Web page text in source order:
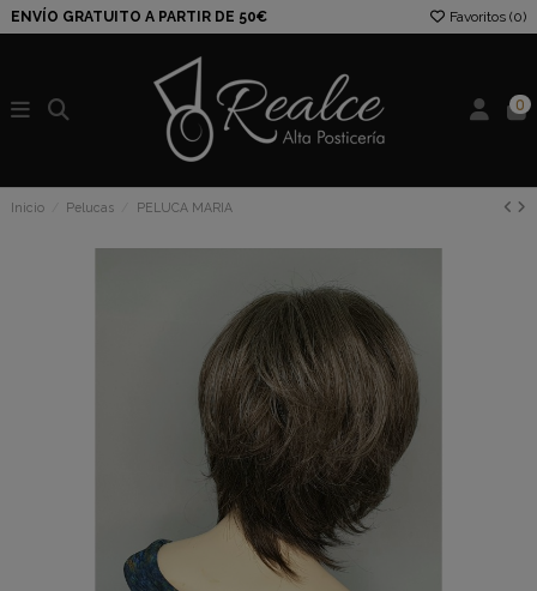
ENVÍO GRATUITO A PARTIR DE 50€ Favoritos (0)
0
Inicio Pelucas PELUCA MARIA